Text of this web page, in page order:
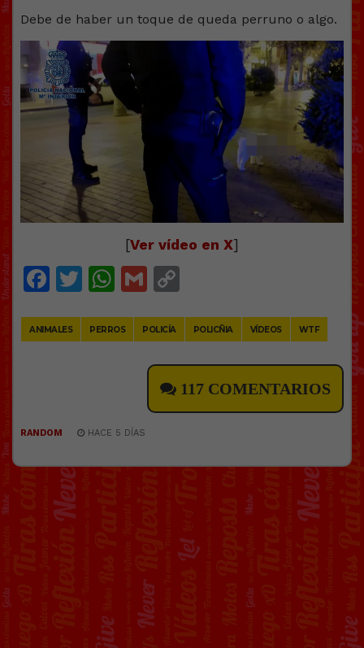
Debe de haber un toque de queda perruno o algo.
[Ver vídeo en X]
Facebook
Twitter
WhatsApp
Gmail
ANIMALES PERROS POLICÍA POLICÑIA VÍDEOS WTF
117 COMENTARIOS
RANDOM HACE 5 DÍAS